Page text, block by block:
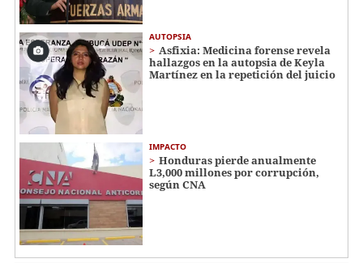
AUTOPSIA
Asfixia: Medicina forense revela
hallazgos en la autopsia de Keyla
Martínez en la repetición del juicio
IMPACTO
Honduras pierde anualmente
L3,000 millones por corrupción,
según CNA